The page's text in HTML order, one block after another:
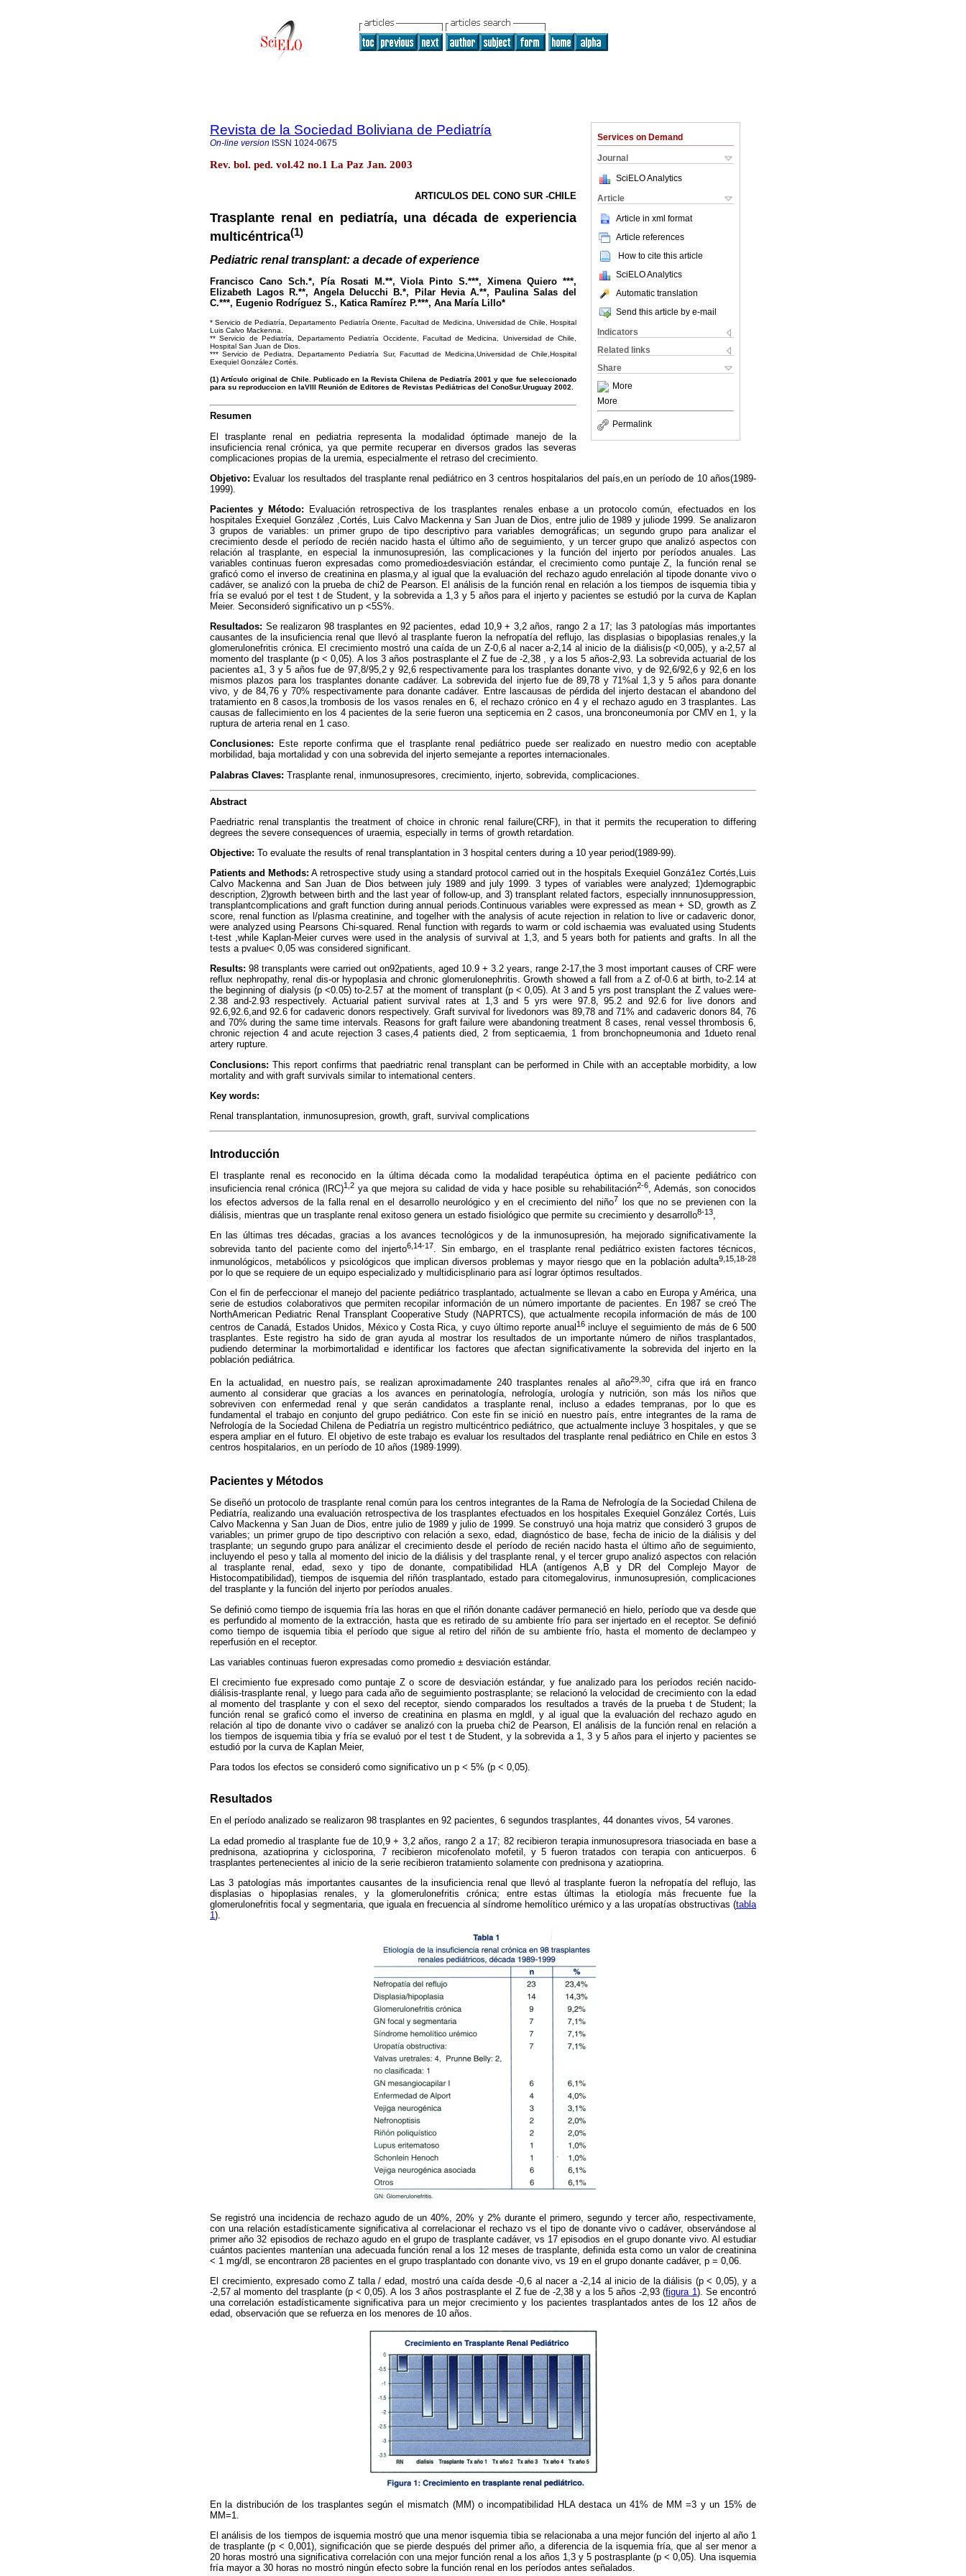
Services on Demand
Journal
SciELO Analytics
Article
Article in xml format
Article references
How to cite this article
SciELO Analytics
Automatic translation
Send this article by e-mail
Indicators
Related links
Share
More
More
Permalink
Revista de la Sociedad Boliviana de Pediatría
On-line version ISSN 1024-0675
Rev. bol. ped. vol.42 no.1 La Paz Jan. 2003
ARTICULOS DEL CONO SUR -CHILE
Trasplante renal en pediatría, una década de experiencia
multicéntrica(1)
Pediatric renal transplant: a decade of experience
Francisco Cano Sch.*, Pía Rosati M.**, Viola Pinto S.***, Ximena Quiero ***,
Elizabeth Lagos R.**, Angela Delucchi B.*, Pilar Hevia A.**, Paulina Salas del
C.***, Eugenio Rodríguez S., Katica Ramírez P.***, Ana María Lillo*
* Servicio de Pediatría, Departamento Pediatría Oriente, Facultad de Medicina, Universidad de Chile, Hospital
Luis Calvo Mackenna.
** Servicio de Pediatría, Departamento Pediatría Occidente, Facultad de Medicina, Universidad de Chile,
Hospital San Juan de Dios.
*** Servicio de Pediatra, Departamento Pediatría Sur, Facuttad de Medicina,Universidad de Chile,Hospital
Exequiel González Cortés.
(1) Artículo original de Chile. Publicado en la Revista Chilena de Pediatría 2001 y que fue seleccionado
para su reproduccion en laVIII Reunión de Editores de Revistas Pediátricas del ConoSur.Uruguay 2002.
Resumen
El trasplante renal en pediatria representa la modalidad óptimade manejo de la
insuficiencia renal crónica, ya que permite recuperar en diversos grados las severas
complicaciones propias de la uremia, especialmente el retraso del crecimiento.
Objetivo: Evaluar los resultados del trasplante renal pediátrico en 3 centros hospitalarios del país,en un período de 10 años(1989-
1999).
Pacientes y Método: Evaluación retrospectiva de los trasplantes renales enbase a un protocolo común, efectuados en los
hospitales Exequiel González ,Cortés, Luis Calvo Mackenna y San Juan de Dios, entre julio de 1989 y juliode 1999. Se analizaron
3 grupos de variables: un primer grupo de tipo descriptivo para variables demográficas; un segundo grupo para analizar el
crecimiento desde el período de recién nacido hasta el último año de seguimiento, y un tercer grupo que analizó aspectos con
relación al trasplante, en especial la inmunosupresión, las complicaciones y la función del injerto por períodos anuales. Las
variables continuas fueron expresadas como promedio±desviación estándar, el crecimiento como puntaje Z, la función renal se
graficó como el inverso de creatinina en plasma,y al igual que la evaluación del rechazo agudo enrelación al tipode donante vivo o
cadáver, se analizó con la prueba de chi2 de Pearson. El análisis de la función renal en relación a los tiempos de isquemia tibia y
fría se evaluó por el test t de Student, y la sobrevida a 1,3 y 5 años para el injerto y pacientes se estudió por la curva de Kaplan
Meier. Seconsideró significativo un p <5S%.
Resultados: Se realizaron 98 trasplantes en 92 pacientes, edad 10,9 + 3,2 años, rango 2 a 17; las 3 patologías más importantes
causantes de la insuficiencia renal que llevó al trasplante fueron la nefropatía del reflujo, las displasias o bipoplasias renales,y la
glomerulonefritis crónica. El crecimiento mostró una caída de un Z-0,6 al nacer a-2,14 al inicio de la diálisis(p <0,005), y a-2,57 al
momento del trasplante (p < 0,05). A los 3 años postrasplante el Z fue de -2,38 , y a los 5 años-2,93. La sobrevida actuarial de los
pacientes a1, 3 y 5 años fue de 97,8/95,2 y 92,6 respectivamente para los trasplantes donante vivo, y de 92,6/92,6 y 92,6 en los
mismos plazos para los trasplantes donante cadáver. La sobrevida del injerto fue de 89,78 y 71%al 1,3 y 5 años para donante
vivo, y de 84,76 y 70% respectivamente para donante cadáver. Entre lascausas de pérdida del injerto destacan el abandono del
tratamiento en 8 casos,la trombosis de los vasos renales en 6, el rechazo crónico en 4 y el rechazo agudo en 3 trasplantes. Las
causas de fallecimiento en los 4 pacientes de la serie fueron una septicemia en 2 casos, una bronconeumonía por CMV en 1, y la
ruptura de arteria renal en 1 caso.
Conclusiones: Este reporte confirma que el trasplante renal pediátrico puede ser realizado en nuestro medio con aceptable
morbilidad, baja mortalidad y con una sobrevida del injerto semejante a reportes internacionales.
Palabras Claves: Trasplante renal, inmunosupresores, crecimiento, injerto, sobrevida, complicaciones.
Abstract
Paedriatric renal transplantis the treatment of choice in chronic renal failure(CRF), in that it permits the recuperation to differing
degrees the severe consequences of uraemia, especially in terms of growth retardation.
Objective: To evaluate the results of renal transplantation in 3 hospital centers during a 10 year period(1989-99).
Patients and Methods: A retrospective study using a standard protocol carried out in the hospitals Exequiel Gonzá1ez Cortés,Luis
Calvo Mackenna and San Juan de Dios between july 1989 and july 1999. 3 types of variables were analyzed; 1)demograpbic
description, 2)growth between birth and the last year of follow-up, and 3) transplant related factors, especially innnunosuppression,
transplantcomplications and graft function during annual periods.Continuous variables were expressed as mean + SD, growth as Z
score, renal function as l/plasma creatinine, and togelher with the analysis of acute rejection in relation to live or cadaveric donor,
were analyzed using Pearsons Chi-squared. Renal function with regards to warm or cold ischaemia was evaluated using Students
t-test ,while Kaplan-Meier curves were used in the analysis of survival at 1,3, and 5 years both for patients and grafts. In all the
tests a pvalue< 0,05 was considered significant.
Results: 98 transplants were carried out on92patients, aged 10.9 + 3.2 years, range 2-17,the 3 most important causes of CRF were
reflux nephropathy, renal dis-or hypoplasia and chronic glomerulonephritis. Growth showed a fall from a Z of-0.6 at birth, to-2.14 at
the beginning of dialysis (p <0.05) to-2.57 at the moment of transplant (p < 0,05). At 3 and 5 yrs post transplant the Z values were-
2.38 and-2.93 respectively. Actuarial patient survival rates at 1,3 and 5 yrs were 97.8, 95.2 and 92.6 for live donors and
92.6,92.6,and 92.6 for cadaveric donors respectively. Graft survival for livedonors was 89,78 and 71% and cadaveric donors 84, 76
and 70% during the same time intervals. Reasons for graft failure were abandoning treatment 8 cases, renal vessel thrombosis 6,
chronic rejection 4 and acute rejection 3 cases,4 patients died, 2 from septicaemia, 1 from bronchopneumonia and 1dueto renal
artery rupture.
Conclusions: This report confirms that paedriatric renal transplant can be performed in Chile with an acceptable morbidity, a low
mortality and with graft survivals similar to intemational centers.
Key words:
Renal transplantation, inmunosupresion, growth, graft, survival complications
Introducción
El trasplante renal es reconocido en la última década como la modalidad terapéutica óptima en el paciente pediátrico con
insuficiencia renal crónica (lRC)1,2 ya que mejora su calidad de vida y hace posible su rehabilitación2-6, Además, son conocidos
los efectos adversos de la falla renal en el desarrollo neurológico y en el crecimiento del niño7 los que no se previenen con la
diálisis, mientras que un trasplante renal exitoso genera un estado fisiológico que permite su crecimiento y desarrollo8-13,
En las últimas tres décadas, gracias a los avances tecnológicos y de la inmunosupresión, ha mejorado significativamente la
sobrevida tanto del paciente como del injerto6,14-17
. Sin embargo, en el trasplante renal pediátrico existen factores técnicos,
inmunológicos, metabólicos y psicológicos que implican diversos problemas y mayor riesgo que en la población adulta9,15,18-28
por lo que se requiere de un equipo especializado y multidicisplinario para así lograr óptimos resultados.
Con el fin de perfeccionar el manejo del paciente pediátrico trasplantado, actualmente se llevan a cabo en Europa y América, una
serie de estudios colaborativos que permiten recopilar información de un número importante de pacientes. En 1987 se creó The
NorthAmerican Pediatric Renal Transplant Cooperative Study (NAPRTCS), que actualmente recopila información de más de 100
centros de Canadá, Estados Unidos, México y Costa Rica, y cuyo último reporte anual 16incluye el seguimiento de más de 6 500
trasplantes. Este registro ha sido de gran ayuda al mostrar los resultados de un importante número de niños trasplantados,
pudiendo determinar la morbimortalidad e identificar los factores que afectan significativamente la sobrevida del injerto en la
población pediátrica.
En la actualidad, en nuestro país, se realizan aproximadamente 240 trasplantes renales al año29,30, cifra que irá en franco
aumento al considerar que gracias a los avances en perinatología, nefrología, urología y nutrición, son más los niños que
sobreviven con enfermedad renal y que serán candidatos a trasplante renal, incluso a edades tempranas, por lo que es
fundamental el trabajo en conjunto del grupo pediátrico. Con este fin se inició en nuestro país, entre integrantes de la rama de
Nefrología de la Sociedad Chilena de Pediatría un registro multicéntrico pediátrico, que actualmente incluye 3 hospitales, y que se
espera ampliar en el futuro. El objetivo de este trabajo es evaluar los resultados del trasplante renal pediátrico en Chile en estos 3
centros hospitalarios, en un período de 10 años (1989·1999).
Pacientes y Métodos
Se diseñó un protocolo de trasplante renal común para los centros integrantes de la Rama de Nefrología de la Sociedad Chilena de
Pediatría, realizando una evaluación retrospectiva de los trasplantes efectuados en los hospitales Exequiel González Cortés, Luis
Calvo Mackenna y San Juan de Dios, entre julio de 1989 y julio de 1999. Se construyó una hoja matriz que consideró 3 grupos de
variables; un primer grupo de tipo descriptivo con relación a sexo, edad, diagnóstico de base, fecha de inicio de la diálisis y del
trasplante; un segundo grupo para análizar el crecimiento desde el período de recién nacido hasta el último año de seguimiento,
incluyendo el peso y talla al momento del inicio de la diálisis y del trasplante renal, y el tercer grupo analizó aspectos con relación
al trasplante renal, edad, sexo y tipo de donante, compatibilidad HLA (antígenos A,B y DR del Complejo Mayor de
Histocompatibilidad), tiempos de isquemia del riñón trasplantado, estado para citomegalovirus, inmunosupresión, complicaciones
del trasplante y la función del injerto por períodos anuales.
Se definió como tiempo de isquemia fría las horas en que el riñón donante cadáver permaneció en hielo, período que va desde que
es perfundido al momento de la extracción, hasta que es retirado de su ambiente frío para ser injertado en el receptor. Se definió
como tiempo de isquemia tibia el período que sigue al retiro del riñón de su ambiente frío, hasta el momento de declampeo y
reperfusión en el receptor.
Las variables continuas fueron expresadas como promedio ± desviación estándar.
El crecimiento fue expresado como puntaje Z o score de desviación estándar, y fue analizado para los períodos recién nacido-
diálisis-trasplante renal, y luego para cada año de seguimiento postrasplante; se relacionó la velocidad de crecimiento con la edad
al momento del trasplante y con el sexo del receptor, siendo comparados los resultados a través de la prueba t de Student; la
función renal se graficó como el inverso de creatinina en plasma en mgldl, y al igual que la evaluación del rechazo agudo en
relación al tipo de donante vivo o cadáver se analizó con la prueba chi2 de Pearson, El análisis de la función renal en relación a
los tiempos de isquemia tibia y fría se evaluó por el test t de Student, y la sobrevida a 1, 3 y 5 años para el injerto y pacientes se
estudió por la curva de Kaplan Meier,
Para todos los efectos se consideró como significativo un p < 5% (p < 0,05).
Resultados
En el período analizado se realizaron 98 trasplantes en 92 pacientes, 6 segundos trasplantes, 44 donantes vivos, 54 varones.
La edad promedio al trasplante fue de 10,9 + 3,2 años, rango 2 a 17; 82 recibieron terapia inmunosupresora triasociada en base a
prednisona, azatioprina y ciclosporina, 7 recibieron micofenolato mofetil, y 5 fueron tratados con terapia con anticuerpos. 6
trasplantes pertenecientes al inicio de la serie recibieron tratamiento solamente con prednisona y azatioprina.
Las 3 patologías más importantes causantes de la insuficiencia renal que llevó al trasplante fueron la nefropatía del reflujo, las
displasias o hipoplasias renales, y la glomerulonefritis crónica; entre estas últimas la etiología más frecuente fue la
glomerulonefritis focal y segmentaria, que iguala en frecuencia al síndrome hemolítico urémico y a las uropatías obstructivas (tabla
1 ).
Se registró una incidencia de rechazo agudo de un 40%, 20% y 2% durante el primero, segundo y tercer año, respectivamente,
con una relación estadísticamente significativa al correlacionar el rechazo vs el tipo de donante vivo o cadáver, observándose al
primer año 32 episodios de rechazo agudo en el grupo de trasplante cadáver, vs 17 episodios en el grupo donante vivo. Al estudiar
cuántos pacientes mantenían una adecuada función renal a los 12 meses de trasplante, definida esta como un valor de creatinina
< 1 mg/dl, se encontraron 28 pacientes en el grupo trasplantado con donante vivo, vs 19 en el grupo donante cadáver, p = 0,06.
El crecimiento, expresado como Z talla / edad, mostró una caída desde -0,6 al nacer a -2,14 al inicio de la diálisis (p < 0,05), y a
-2,57 al momento del trasplante (p < 0,05). A los 3 años postrasplante el Z fue de -2,38 y a los 5 años -2,93 (figura 1). Se encontró
una correlación estadísticamente significativa para un mejor crecimiento y los pacientes trasplantados antes de los 12 años de
edad, observación que se refuerza en los menores de 10 años.
En la distribución de los trasplantes según el mismatch (MM) o incompatibilidad HLA destaca un 41% de MM =3 y un 15% de
MM=1.
El análisis de los tiempos de isquemia mostró que una menor isquemia tibia se relacionaba a una mejor función del injerto al año 1
de trasplante (p < 0,001), significación que se pierde después del primer año, a diferencia de la isquemia fría, que al ser menor a
20 horas mostró una significativa correlación con una mejor función renal a los años 1,3 y 5 postrasplante (p < 0,05). Una isquemia
fría mayor a 30 horas no mostró ningún efecto sobre la función renal en los períodos antes señalados.